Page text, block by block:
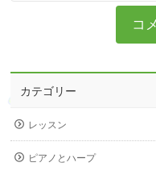
カテゴリー
レッスン
ピアノとハープ